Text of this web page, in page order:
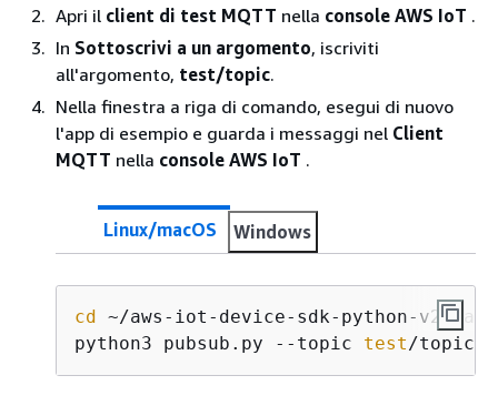
Apri il client di test MQTT nella console AWS IoT .
In Sottoscrivi a un argomento, iscriviti
all'argomento, test/topic.
Nella finestra a riga di comando, esegui di nuovo
l'app di esempio e guarda i messaggi nel Client
MQTT nella console AWS IoT .
Linux/macOS Windows
cd ~/aws-iot-device-sdk-python-v2/
python3 pubsub.py --topic test/topic